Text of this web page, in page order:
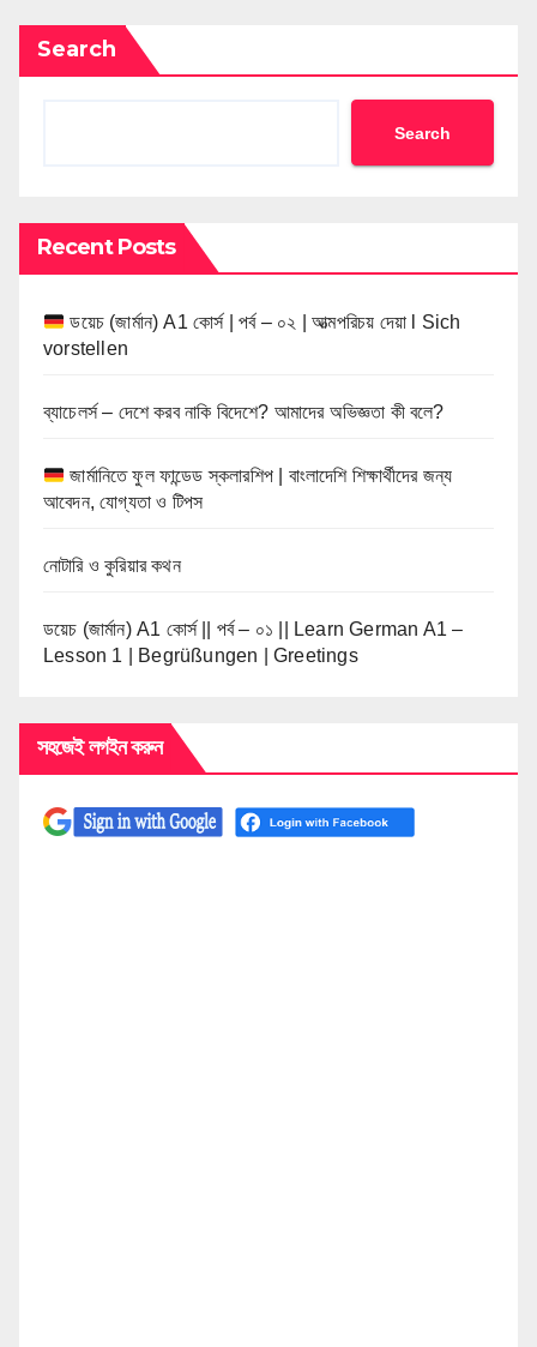
Search
Search
Recent Posts
ডয়েচ (জার্মান) A1 কোর্স | পর্ব – ০২ | আত্মপরিচয় দেয়া l Sich
vorstellen
ব্যাচেলর্স – দেশে করব নাকি বিদেশে? আমাদের অভিজ্ঞতা কী বলে?
জার্মানিতে ফুল ফান্ডেড স্কলারশিপ | বাংলাদেশি শিক্ষার্থীদের জন্য
আবেদন, যোগ্যতা ও টিপস
নোটারি ও কুরিয়ার কথন
ডয়েচ (জার্মান) A1 কোর্স || পর্ব – ০১ || Learn German A1 –
Lesson 1 | Begrüßungen | Greetings
সহজেই লগইন করুন